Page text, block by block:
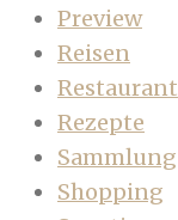
Preview
Reisen
Restaurant
Rezepte
Sammlung
Shopping